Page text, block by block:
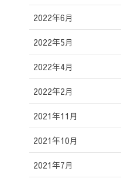
2022年6月
2022年5月
2022年4月
2022年2月
2021年11月
2021年10月
2021年7月